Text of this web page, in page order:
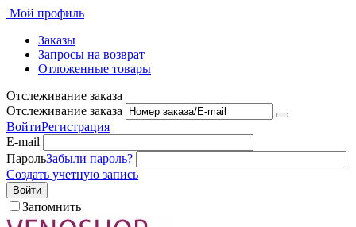
Мой профиль
Заказы
Запросы на возврат
Отложенные товары
Отслеживание заказа
Отслеживание заказа
ВойтиРегистрация
E-mail
ПарольЗабыли пароль?
Создать учетную запись
Войти
Запомнить